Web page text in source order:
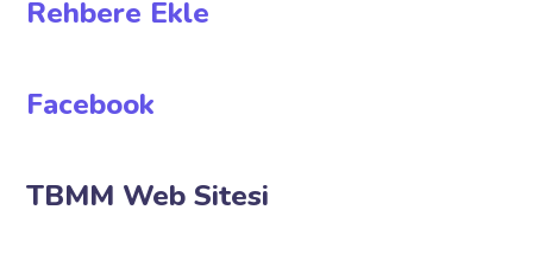
Rehbere Ekle
Facebook
TBMM Web Sitesi